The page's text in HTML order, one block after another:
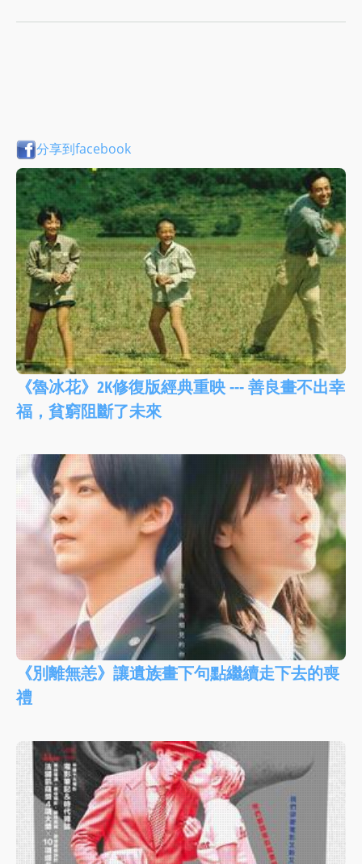
分享到facebook
《魯冰花》2K修復版經典重映 --- 善良畫不出幸
福，貧窮阻斷了未來
《別離無恙》讓遺族畫下句點繼續走下去的喪
禮